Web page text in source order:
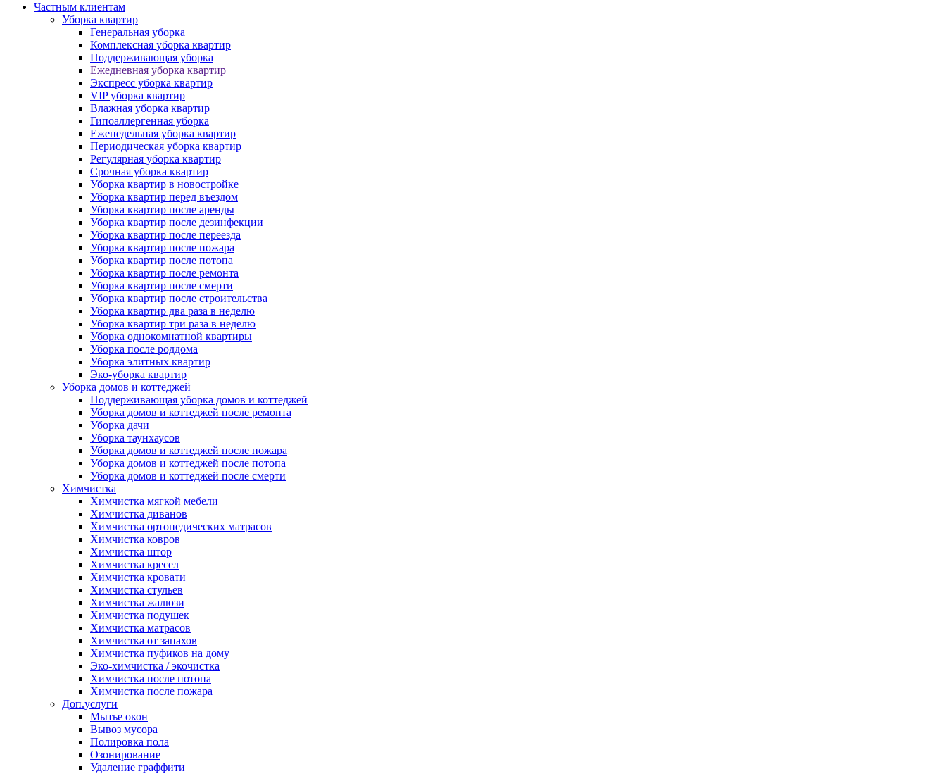
Частным клиентам
Уборка квартир
Генеральная уборка
Комплексная уборка квартир
Поддерживающая уборка
Ежедневная уборка квартир
Экспресс уборка квартир
VIP уборка квартир
Влажная уборка квартир
Гипоаллергенная уборка
Еженедельная уборка квартир
Периодическая уборка квартир
Регулярная уборка квартир
Срочная уборка квартир
Уборка квартир в новостройке
Уборка квартир перед въездом
Уборка квартир после аренды
Уборка квартир после дезинфекции
Уборка квартир после переезда
Уборка квартир после пожара
Уборка квартир после потопа
Уборка квартир после ремонта
Уборка квартир после смерти
Уборка квартир после строительства
Уборка квартир два раза в неделю
Уборка квартир три раза в неделю
Уборка однокомнатной квартиры
Уборка после роддома
Уборка элитных квартир
Эко-уборка квартир
Уборка домов и коттеджей
Поддерживающая уборка домов и коттеджей
Уборка домов и коттеджей после ремонта
Уборка дачи
Уборка таунхаусов
Уборка домов и коттеджей после пожара
Уборка домов и коттеджей после потопа
Уборка домов и коттеджей после смерти
Химчистка
Химчистка мягкой мебели
Химчистка диванов
Химчистка ортопедических матрасов
Химчистка ковров
Химчистка штор
Химчистка кресел
Химчистка кровати
Химчистка стульев
Химчистка жалюзи
Химчистка подушек
Химчистка матрасов
Химчистка от запахов
Химчистка пуфиков на дому
Эко-химчистка / экочистка
Химчистка после потопа
Химчистка после пожара
Доп.услуги
Мытье окон
Вывоз мусора
Полировка пола
Озонирование
Удаление граффити